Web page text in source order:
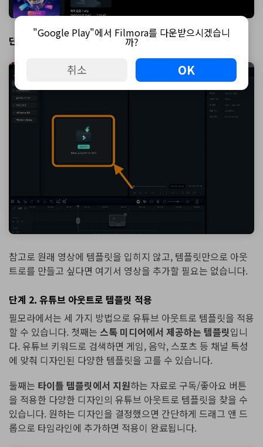
단계 1. 새 프로젝트 만들기
참고로 원래 영상에 템플릿을 입히지 않고, 템플릿만으로 아웃
트로를 만들고 싶다면 여기서 영상을 추가할 필요는 없습니다.
단계 2. 유튜브 아웃트로 템플릿 적용
필모라에서는 세 가지 방법으로 유튜브 아웃트로 템플릿을 적용
할 수 있습니다. 첫째는 스톡 미디어에서 제공하는 템플릿입니
다. 유튜브 키워드로 검색하면 게임, 음악, 스포츠 등 채널 특성
에 맞춰 디자인된 다양한 템플릿을 고를 수 있습니다.
둘째는 타이틀 템플릿에서 지원하는 자료로 구독/좋아요 버튼
을 적용한 다양한 디자인의 유튜브 아웃트로 템플릿을 찾을 수
있습니다. 원하는 디자인을 결정했으면 간단하게 드래그 앤 드
롭으로 타임라인에 추가하면 적용이 완료됩니다.
"Google Play"에서 Filmora를 다운받으시겠습니
까?
취소 OK